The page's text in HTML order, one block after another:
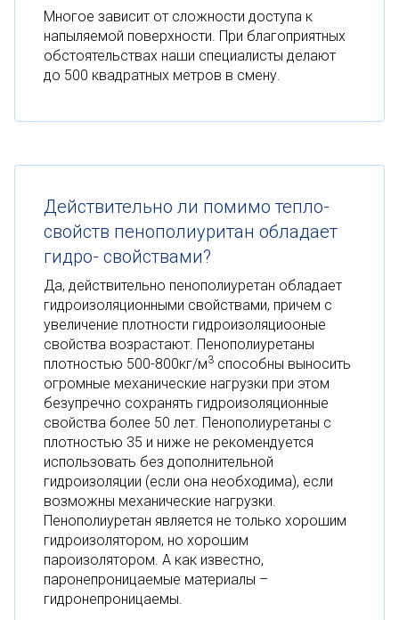
Многое зависит от сложности доступа к
напыляемой поверхности. При благоприятных
обстоятельствах наши специалисты делают
до 500 квадратных метров в смену.
Действительно ли помимо тепло-
свойств пенополиуритан обладает
гидро- свойствами?
Да, действительно пенополиуретан обладает
гидроизоляционными свойствами, причем с
увеличение плотности гидроизоляциооные
свойства возрастают. Пенополиуретаны
плотностью 500-800кг/м3 способны выносить
огромные механические нагрузки при этом
безупречно сохранять гидроизоляционные
свойства более 50 лет. Пенополиуретаны с
плотностью 35 и ниже не рекомендуется
использовать без дополнительной
гидроизоляции (если она необходима), если
возможны механические нагрузки.
Пенополиуретан является не только хорошим
гидроизолятором, но хорошим
пароизолятором. А как известно,
паронепроницаемые материалы –
гидронепроницаемы.